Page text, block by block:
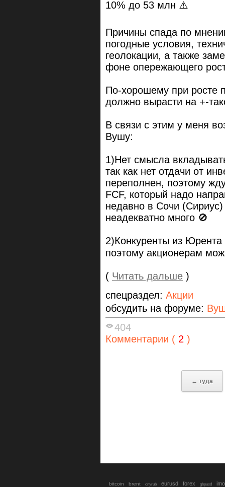
10% до 53 млн ⚠️
Причины спада по
погодные условия,
геолокации, а также
фоне опережающего
По-хорошему при росте
должно вырасти на +-
В связи с этим у меня
Вушу:
1)Нет смысла
так как нет отдачи от
переполнен, поэтому
FCF, который надо
недавно в Сочи
неадекватно много 🚫
2)Конкуренты из
поэтому акционерам
( Читать дальше )
спецраздел: Акции
обсудить на форуме:
404
Комментарии ( 2 )
← туда
bitcoin brent cnyrub eurusd forex gbpusd